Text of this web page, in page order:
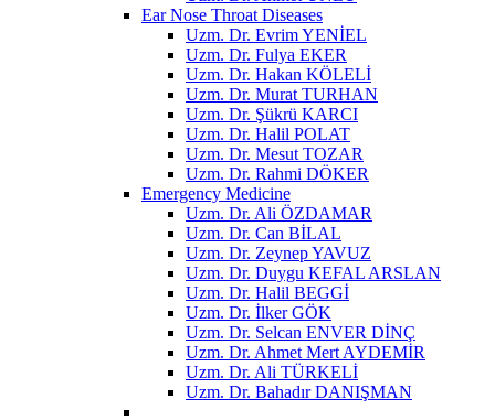
Ear Nose Throat Diseases
Uzm. Dr. Evrim YENİEL
Uzm. Dr. Fulya EKER
Uzm. Dr. Hakan KÖLELİ
Uzm. Dr. Murat TURHAN
Uzm. Dr. Şükrü KARCI
Uzm. Dr. Halil POLAT
Uzm. Dr. Mesut TOZAR
Uzm. Dr. Rahmi DÖKER
Emergency Medicine
Uzm. Dr. Ali ÖZDAMAR
Uzm. Dr. Can BİLAL
Uzm. Dr. Zeynep YAVUZ
Uzm. Dr. Duygu KEFAL ARSLAN
Uzm. Dr. Halil BEGGİ
Uzm. Dr. İlker GÖK
Uzm. Dr. Selcan ENVER DİNÇ
Uzm. Dr. Ahmet Mert AYDEMİR
Uzm. Dr. Ali TÜRKELİ
Uzm. Dr. Bahadır DANIŞMAN